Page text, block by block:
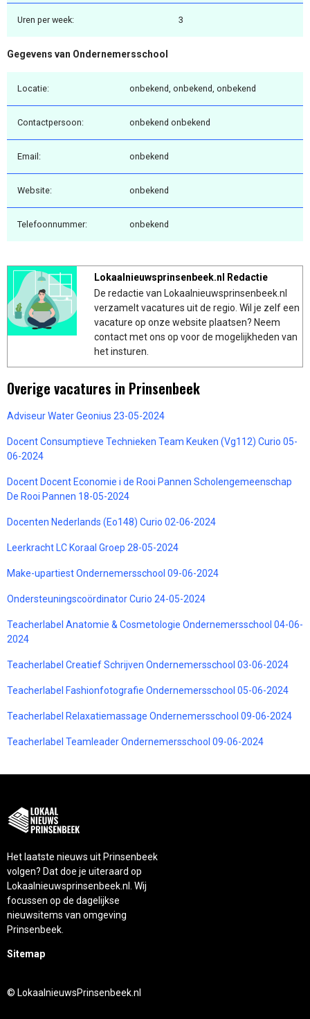
Uren per week: 3
Gegevens van Ondernemersschool
Locatie: onbekend, onbekend, onbekend
Contactpersoon: onbekend onbekend
Email: onbekend
Website: onbekend
Telefoonnummer: onbekend
Lokaalnieuwsprinsenbeek.nl Redactie
De redactie van Lokaalnieuwsprinsenbeek.nl
verzamelt vacatures uit de regio. Wil je zelf een
vacature op onze website plaatsen? Neem
contact met ons op voor de mogelijkheden van
het insturen.
Overige vacatures in Prinsenbeek
Adviseur Water Geonius 23-05-2024
Docent Consumptieve Technieken Team Keuken (Vg112) Curio 05-
06-2024
Docent Docent Economie i de Rooi Pannen Scholengemeenschap
De Rooi Pannen 18-05-2024
Docenten Nederlands (Eo148) Curio 02-06-2024
Leerkracht LC Koraal Groep 28-05-2024
Make-upartiest Ondernemersschool 09-06-2024
Ondersteuningscoördinator Curio 24-05-2024
Teacherlabel Anatomie & Cosmetologie Ondernemersschool 04-06-
2024
Teacherlabel Creatief Schrijven Ondernemersschool 03-06-2024
Teacherlabel Fashionfotografie Ondernemersschool 05-06-2024
Teacherlabel Relaxatiemassage Ondernemersschool 09-06-2024
Teacherlabel Teamleader Ondernemersschool 09-06-2024
Het laatste nieuws uit Prinsenbeek
volgen? Dat doe je uiteraard op
Lokaalnieuwsprinsenbeek.nl. Wij
focussen op de dagelijkse
nieuwsitems van omgeving
Prinsenbeek.
Sitemap
© LokaalnieuwsPrinsenbeek.nl